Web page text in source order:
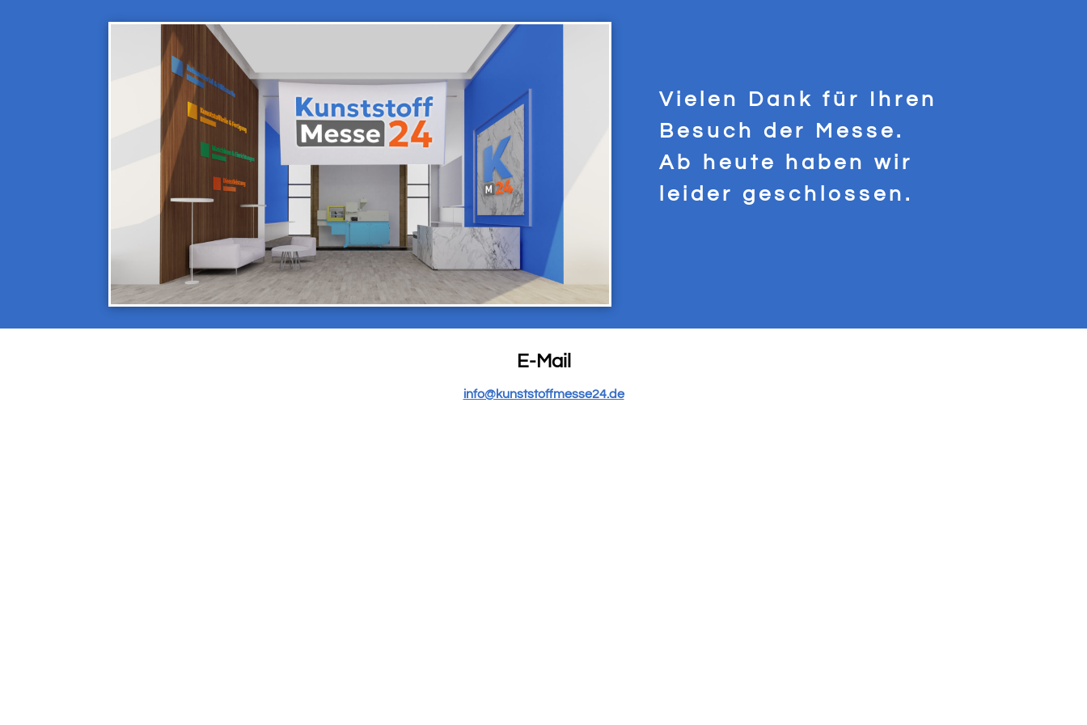
Vielen Dank für Ihren
Besuch der Messe.
Ab heute haben wir
leider geschlossen.
E-Mail
info@kunststoffmesse24.de